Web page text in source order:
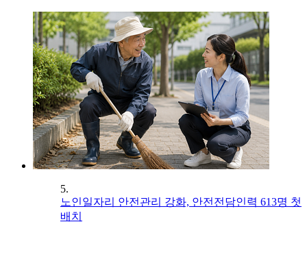
5.
노인일자리 안전관리 강화, 안전전담인력 613명 첫
배치